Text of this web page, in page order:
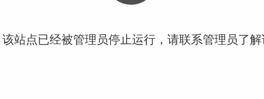
站点已经被管理员停止运行，请联系管理员了